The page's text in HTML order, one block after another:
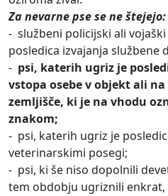
Za nevarne pse se ne štejejo:
- službeni policijski ali
posledica izvajanja službene
- psi, katerih ugriz je
vstopa osebe v objekt ali
zemljišče, ki je na vhodu
znakom;
- psi, katerih ugriz je
veterinarskimi posegi;
- psi, ki še niso dopolnili
tem obdobju ugriznili enkrat,